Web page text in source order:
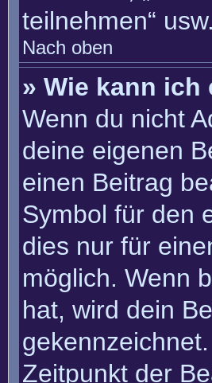
teilnehmen“ usw.
Nach oben
» Wie kann
Wenn du nicht
deine eigenen
einen Beitrag
Symbol für den
dies nur für
möglich. Wenn
hat, wird dein
Zeitpunkt der